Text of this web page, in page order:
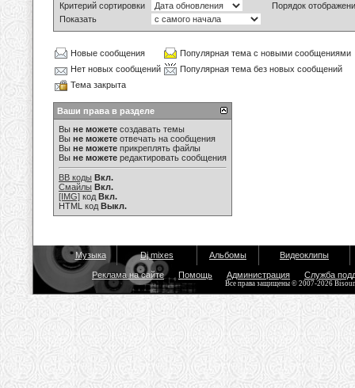
Критерий сортировки
Порядок
Показать
Новые сообщения
Популярная тема с новыми сообщениями
Нет новых сообщений
Популярная тема без новых сообщений
Тема закрыта
Ваши права в разделе
Вы не можете создавать темы
Вы не можете отвечать на сообщения
Вы не можете прикреплять файлы
Вы не можете редактировать сообщения
BB коды Вкл.
Смайлы Вкл.
[IMG] код Вкл.
HTML код Выкл.
Музыка Dj mixes Альбомы Видеоклипы
Реклама на сайте Помощь Администрация Служба
Все права защищены © 2007-2026